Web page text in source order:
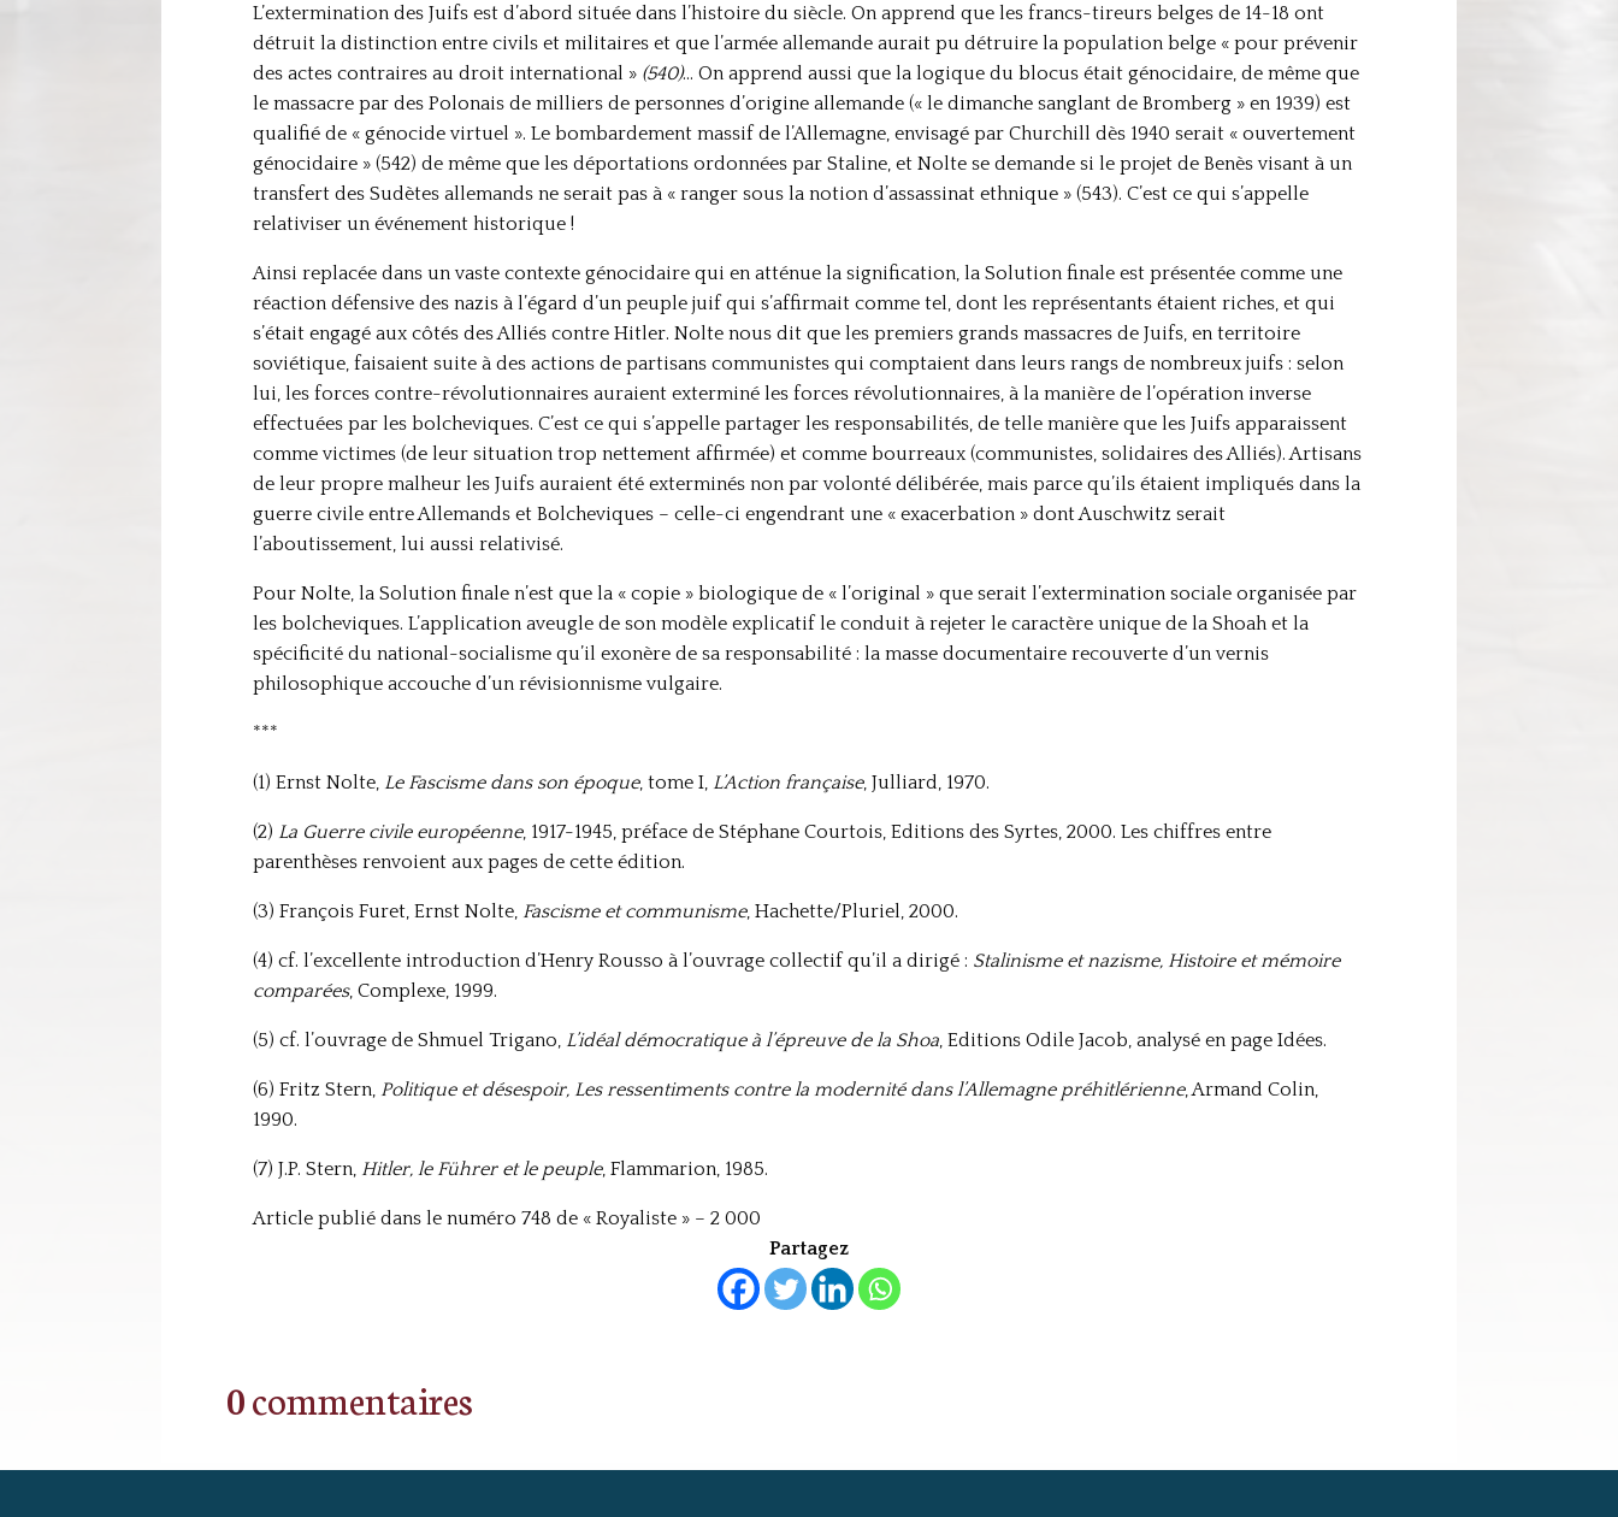
L’extermination des Juifs est d’abord située dans l’histoire du siècle. On apprend que les francs-tireurs belges de 14-18 ont
détruit la distinction entre civils et militaires et que l’armée allemande aurait pu détruire la population belge « pour prévenir
des actes contraires au droit international » (540)… On apprend aussi que la logique du blocus était génocidaire, de même que
le massacre par des Polonais de milliers de personnes d’origine allemande (« le dimanche sanglant de Bromberg » en 1939) est
qualifié de « génocide virtuel ». Le bombardement massif de l’Allemagne, envisagé par Churchill dès 1940 serait « ouvertement
génocidaire » (542) de même que les déportations ordonnées par Staline, et Nolte se demande si le projet de Benès visant à un
transfert des Sudètes allemands ne serait pas à « ranger sous la notion d’assassinat ethnique » (543). C’est ce qui s’appelle
relativiser un événement historique !
Ainsi replacée dans un vaste contexte génocidaire qui en atténue la signification, la Solution finale est présentée comme une
réaction défensive des nazis à l’égard d’un peuple juif qui s’affirmait comme tel, dont les représentants étaient riches, et qui
s’était engagé aux côtés des Alliés contre Hitler. Nolte nous dit que les premiers grands massacres de Juifs, en territoire
soviétique, faisaient suite à des actions de partisans communistes qui comptaient dans leurs rangs de nombreux juifs : selon
lui, les forces contre-révolutionnaires auraient exterminé les forces révolutionnaires, à la manière de l’opération inverse
effectuées par les bolcheviques. C’est ce qui s’appelle partager les responsabilités, de telle manière que les Juifs apparaissent
comme victimes (de leur situation trop nettement affirmée) et comme bourreaux (communistes, solidaires des Alliés). Artisans
de leur propre malheur les Juifs auraient été exterminés non par volonté délibérée, mais parce qu’ils étaient impliqués dans la
guerre civile entre Allemands et Bolcheviques – celle-ci engendrant une « exacerbation » dont Auschwitz serait
l’aboutissement, lui aussi relativisé.
Pour Nolte, la Solution finale n’est que la « copie » biologique de « l’original » que serait l’extermination sociale organisée par
les bolcheviques. L’application aveugle de son modèle explicatif le conduit à rejeter le caractère unique de la Shoah et la
spécificité du national-socialisme qu’il exonère de sa responsabilité : la masse documentaire recouverte d’un vernis
philosophique accouche d’un révisionnisme vulgaire.
***
(1) Ernst Nolte, Le Fascisme dans son époque, tome I, L’Action française, Julliard, 1970.
(2) La Guerre civile européenne, 1917-1945, préface de Stéphane Courtois, Editions des Syrtes, 2000. Les chiffres entre
parenthèses renvoient aux pages de cette édition.
(3) François Furet, Ernst Nolte, Fascisme et communisme, Hachette/Pluriel, 2000.
(4) cf. l’excellente introduction d’Henry Rousso à l’ouvrage collectif qu’il a dirigé : Stalinisme et nazisme, Histoire et mémoire
comparées, Complexe, 1999.
(5) cf. l’ouvrage de Shmuel Trigano, L’idéal démocratique à l’épreuve de la Shoa, Editions Odile Jacob, analysé en page Idées.
(6) Fritz Stern, Politique et désespoir, Les ressentiments contre la modernité dans l’Allemagne préhitlérienne, Armand Colin,
1990.
(7) J.P. Stern, Hitler, le Führer et le peuple, Flammarion, 1985.
Article publié dans le numéro 748 de « Royaliste » – 2 000
Partagez
0 commentaires